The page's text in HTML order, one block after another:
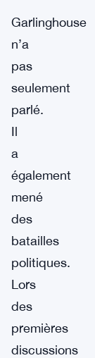
Garlinghouse
n’a
pas
seulement
parlé.
Il
a
également
mené
des
batailles
politiques.
Lors
des
premières
discussions